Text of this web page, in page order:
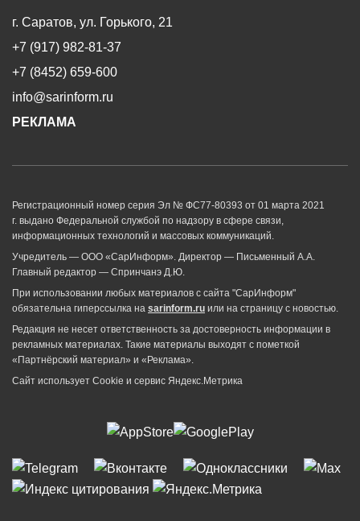
г. Саратов, ул. Горького, 21
+7 (917) 982-81-37
+7 (8452) 659-600
info@sarinform.ru
РЕКЛАМА
Регистрационный номер серия Эл № ФС77-80393 от 01 марта 2021
г. выдано Федеральной службой по надзору в сфере связи,
информационных технологий и массовых коммуникаций.
Учредитель — ООО «СарИнформ». Директор — Письменный А.А.
Главный редактор — Спринчанэ Д.Ю.
При использовании любых материалов с сайта "СарИнформ"
обязательна гиперссылка на sarinform.ru или на страницу с новостью.
Редакция не несет ответственность за достоверность информации в
рекламных материалах. Такие материалы выходят с пометкой
«Партнёрский материал» и «Реклама».
Сайт использует Cookie и сервиc Яндекс.Метрика